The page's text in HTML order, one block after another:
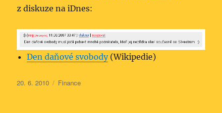
z diskuze na iDnes:
Den daňové svobody(Wikipedie)
Publikováno:
20. 6. 2010 Rubriky:
Finance